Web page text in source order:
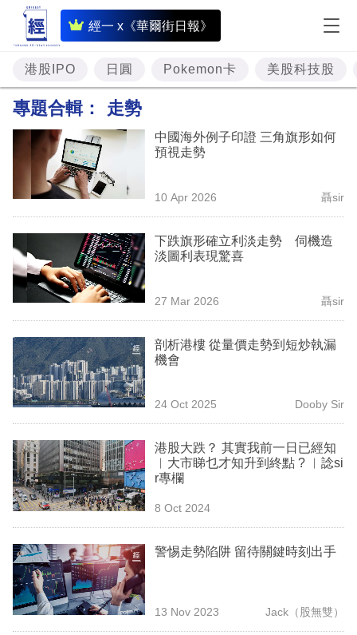
經一 x《華爾街日報》
即
時
財
經
題
投
資
樓
市
理
商
業
科
技
職
場
生
時
事
港股IPO 日圓 Pokemon卡 美股科技股
專題合輯： 走勢
中國海外例子印證 三角旗形如何
預視走勢
10 Apr 2026 聶sir
下跌旗形確立利淡走勢 伺機造
淡圖利表現驚喜
27 Mar 2026 聶sir
剖析港樓 從量價走勢到短炒執漏
機會
24 Oct 2025 Dooby Sir
港股大跌？ 其實我前一日已經知
︳大市睇乜才知升到終點 ? ︳諗si
r專欄
8 Oct 2024
警惕走勢陷阱 留待關鍵時刻出手
13 Nov 2023 Jack（股無雙）